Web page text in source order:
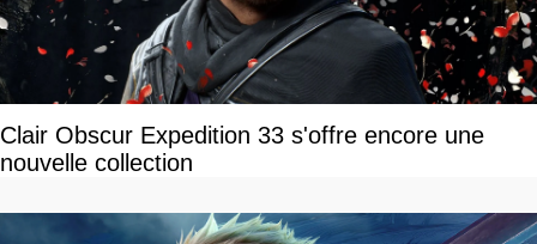
Clair Obscur Expedition 33 s'offre encore une
nouvelle collection